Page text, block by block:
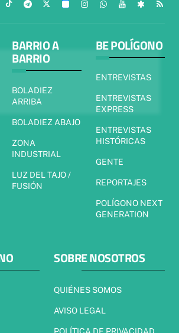
BARRIO A
BARRIO
BOLADIEZ
ARRIBA
BOLADIEZ ABAJO
ZONA
INDUSTRIAL
LUZ DEL TAJO /
FUSIÓN
BE POLÍGONO
ENTREVISTAS
ENTREVISTAS
EXPRESS
ENTREVISTAS
HISTÓRICAS
GENTE
REPORTAJES
POLÍGONO NEXT
GENERATION
SOBRE NOSOTROS
QUIÉNES SOMOS
AVISO LEGAL